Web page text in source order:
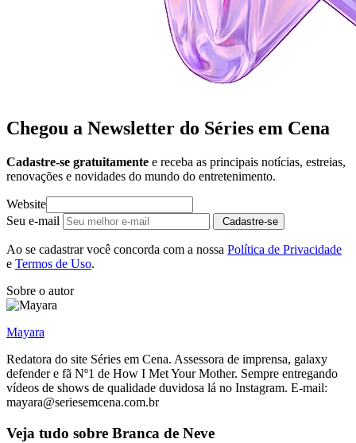
Chegou a Newsletter do Séries em Cena
Cadastre-se gratuitamente e receba as principais notícias, estreias,
renovações e novidades do mundo do entretenimento.
Website
Seu e-mail
Cadastre-se
Ao se cadastrar você concorda com a nossa Política de Privacidade
e Termos de Uso.
Sobre o autor
Mayara
Redatora do site Séries em Cena. Assessora de imprensa, galaxy
defender e fã Nº1 de How I Met Your Mother. Sempre entregando
vídeos de shows de qualidade duvidosa lá no Instagram. E-mail:
mayara@seriesemcena.com.br
Veja tudo sobre Branca de Neve